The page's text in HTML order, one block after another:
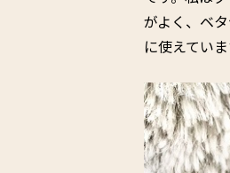
がよく、ベ
に使えていま